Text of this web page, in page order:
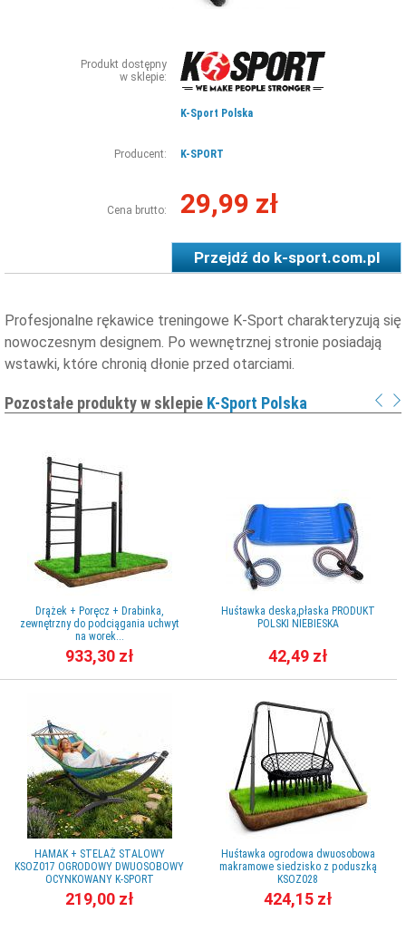
Produkt dostępny
w sklepie:
K-Sport Polska
Producent: K-SPORT
Cena brutto: 29,99 zł
Przejdź dok-sport.com.pl
Profesjonalne rękawice treningowe K-Sport charakteryzują się
nowoczesnym designem. Po wewnętrznej stronie posiadają
wstawki, które chronią dłonie przed otarciami.
Pozostałe produkty w sklepie K-Sport Polska
Drążek + Poręcz + Drabinka,
zewnętrzny do podciągania uchwyt
na worek...
933,30 zł
HAMAK + STELAŻ STALOWY
KSOZ017 OGRODOWY DWUOSOBOWY
OCYNKOWANY K-SPORT
219,00 zł
Huśtawka deska,płaska PRODUKT
POLSKI NIEBIESKA
42,49 zł
Huśtawka ogrodowa dwuosobowa
makramowe siedzisko z poduszką
KSOZ028
424,15 zł